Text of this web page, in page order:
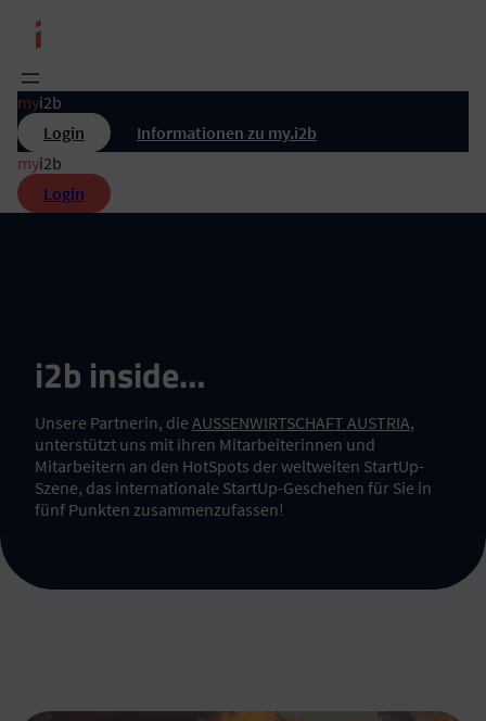
Inhalt
springen
myi2b
Login
Informationen zu my.i2b
myi2b
Login
i2b inside…
Unsere Partnerin, die AUSSENWIRTSCHAFT AUSTRIA,
unterstützt uns mit ihren Mitarbeiterinnen und
Mitarbeitern an den HotSpots der weltweiten StartUp-
Szene, das internationale StartUp-Geschehen für Sie in
fünf Punkten zusammenzufassen!